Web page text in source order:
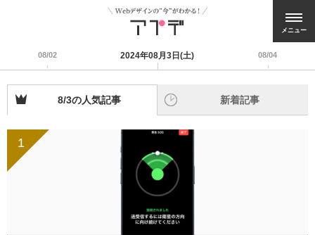
08/02 2024年08月3日(土) 08/04
メニュー
8/3の人気記事 新着記事
1